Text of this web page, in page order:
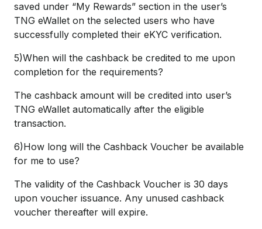
saved under “My Rewards” section in the user’s
TNG eWallet on the selected users who have
successfully completed their eKYC verification.
5)When will the cashback be credited to me upon
completion for the requirements?
The cashback amount will be credited into user’s
TNG eWallet automatically after the eligible
transaction.
6)How long will the Cashback Voucher be available
for me to use?
The validity of the Cashback Voucher is 30 days
upon voucher issuance. Any unused cashback
voucher thereafter will expire.